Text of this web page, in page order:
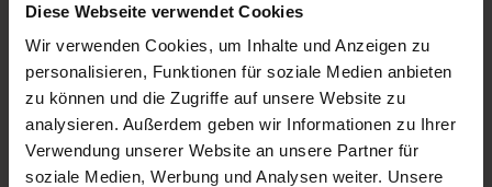
Diese Webseite verwendet Cookies
Wir verwenden Cookies, um Inhalte und Anzeigen zu
personalisieren, Funktionen für soziale Medien anbieten
zu können und die Zugriffe auf unsere Website zu
analysieren. Außerdem geben wir Informationen zu Ihrer
Verwendung unserer Website an unsere Partner für
soziale Medien, Werbung und Analysen weiter. Unsere